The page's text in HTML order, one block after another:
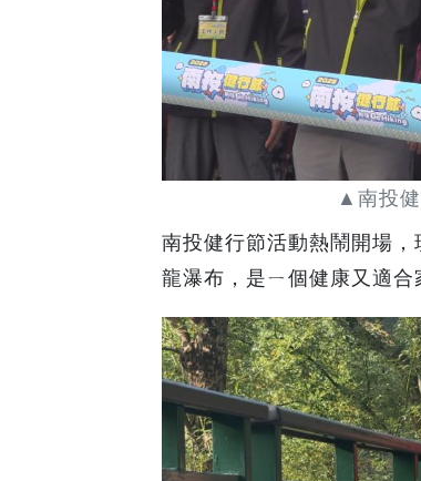
▲南投
南投健行節活動熱鬧開場
龍瀑布，是ㄧ個健康又適合